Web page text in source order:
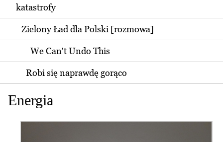
katastrofy
Zielony Ład dla Polski [rozmowa]
We Can't Undo This
Robi się naprawdę gorąco
Energia